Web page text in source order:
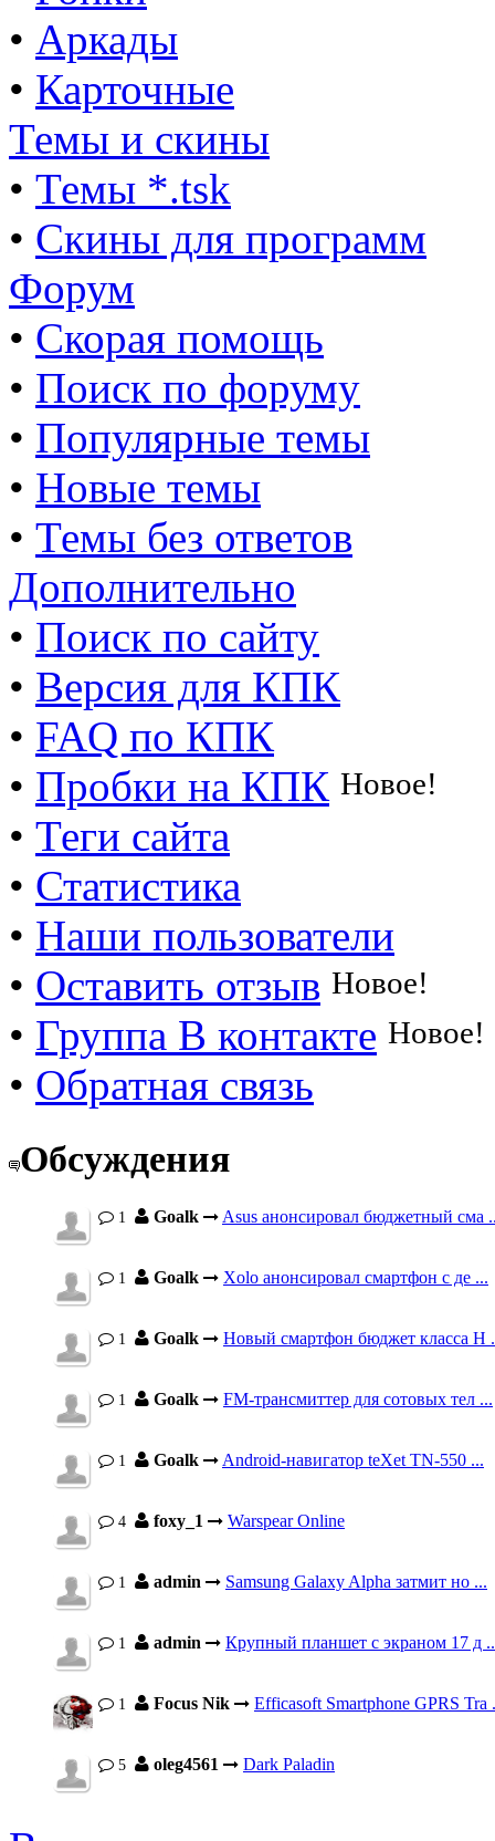
• Аркады
• Карточные
Темы и скины
• Темы *.tsk
• Скины для программ
Форум
• Скорая помощь
• Поиск по форуму
• Популярные темы
• Новые темы
• Темы без ответов
Дополнительно
• Поиск по сайту
• Версия для КПК
• FAQ по КПК
• Пробки на КПК Новое!
• Теги сайта
• Статистика
• Наши пользователи
• Оставить отзыв Новое!
• Группа В контакте Новое!
• Обратная связь
Обсуждения
1 Goalk Asus анонсировал бюджетный сма
1 Goalk Xolo анонсировал смартфон с де ...
1 Goalk Новый смартфон бюджет класса H
1 Goalk FM-трансмиттер для сотовых тел ...
1 Goalk Android-навигатор teXet TN-550 ...
4 foxy_1 Warspear Online
1 admin Samsung Galaxy Alpha затмит но ...
1 admin Крупный планшет с экраном 17 д
1 Focus Nik Efficasoft Smartphone GPRS Tra
5 oleg4561 Dark Paladin